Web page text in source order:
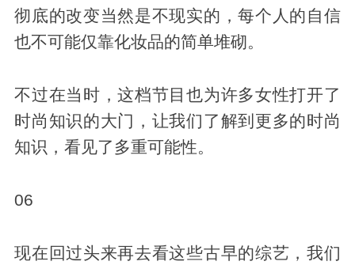
彻底的改变当然是不现实的，每个人的自信
也不可能仅靠化妆品的简单堆砌。
不过在当时，这档节目也为许多女性打开了
时尚知识的大门，让我们了解到更多的时尚
知识，看见了多重可能性。
06
现在回过头来再去看这些古早的综艺，我们